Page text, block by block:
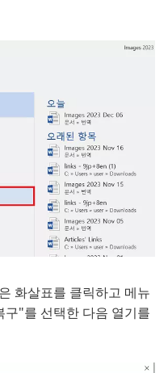
화살표를 클릭하고 메뉴
"를 선택한 다음 열기를